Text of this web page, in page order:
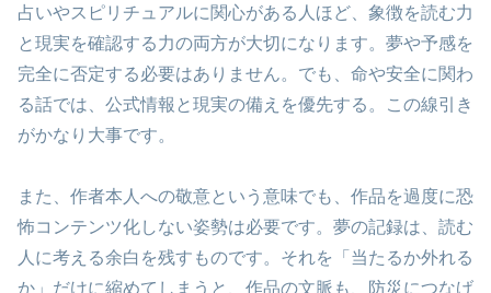
占いやスピリチュアルに関心がある人ほど、象徴を読む力
と現実を確認する力の両方が大切になります。夢や予感を
完全に否定する必要はありません。でも、命や安全に関わ
る話では、公式情報と現実の備えを優先する。この線引き
がかなり大事です。
また、作者本人への敬意という意味でも、作品を過度に恐
怖コンテンツ化しない姿勢は必要です。夢の記録は、読む
人に考える余白を残すものです。それを「当たるか外れる
か」だけに縮めてしまうと、作品の文脈も、防災につなげ